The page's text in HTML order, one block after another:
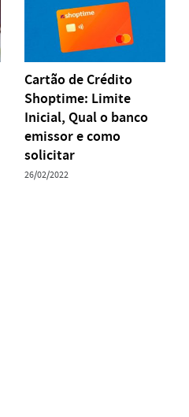
Cartão de Crédito
Shoptime: Limite
Inicial, Qual o banco
emissor e como
solicitar
26/02/2022